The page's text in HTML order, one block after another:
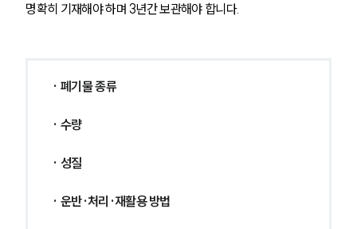
명확히 기재해야 하며 3년간 보관해야 합니다.
· 폐기물 종류
· 수량
· 성질
· 운반·처리·재활용 방법